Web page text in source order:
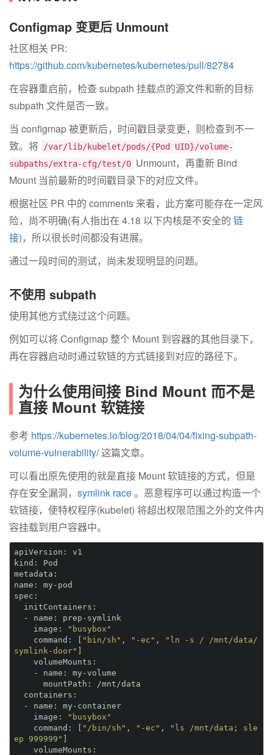
Configmap 变更后 Unmount
社区相关 PR:
https://github.com/kubernetes/kubernetes/pull/82784
在容器重启前，检查 subpath 挂载点的源文件和新的目标
subpath 文件是否一致。
当 configmap 被更新后，时间戳目录变更，则检查到不一
致。将
/var/lib/kubelet/pods/{Pod UID}/volume-
subpaths/extra-cfg/test/0 Unmount，再重新 Bind
Mount 当前最新的时间戳目录下的对应文件。
根据社区 PR 中的 comments 来看，此方案可能存在一定风
险，尚不明确(有人指出在 4.18 以下内核是不安全的 链
接)，所以很长时间都没有进展。
通过一段时间的测试，尚未发现明显的问题。
不使用 subpath
使用其他方式绕过这个问题。
例如可以将 Configmap 整个 Mount 到容器的其他目录下，
再在容器启动时通过软链的方式链接到对应的路径下。
为什么使用间接 Bind Mount 而不是
直接 Mount 软链接
参考 https://kubernetes.io/blog/2018/04/04/fixing-subpath-
volume-vulnerability/这篇文章。
可以看出原先使用的就是直接 Mount 软链接的方式，但是
存在安全漏洞， symlink race。恶意程序可以通过构造一个
软链接，使特权程序(kubelet) 将超出权限范围之外的文件内
容挂载到用户容器中。
apiVersion:
kind:
metadata:
name:
spec:
  initContainers:
  - name:
    image:
"busybox"
    command:
[ "bin/sh" , "-ec" ,
"ln -s / /mnt/data/
symlink-door"
    volumeMounts:
    - name:
      mountPath:
  containers:
  - name:
my-container
    image:
"busybox"
    command:
[ "/bin/sh" , "-ec" ,
"ls /mnt/data; sle
ep 999999"
    volumeMounts: